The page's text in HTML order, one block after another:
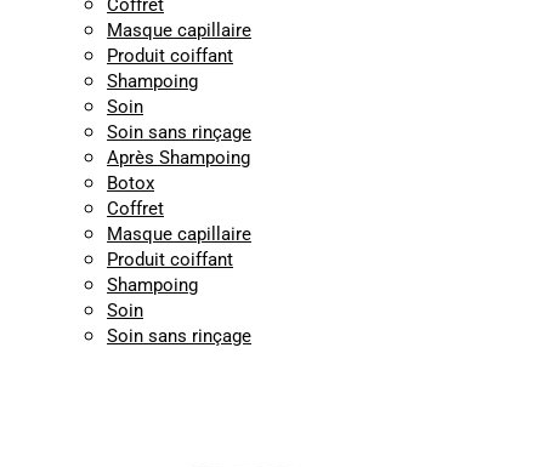
Coffret
Masque capillaire
Produit coiffant
Shampoing
Soin
Soin sans rinçage
Après Shampoing
Botox
Coffret
Masque capillaire
Produit coiffant
Shampoing
Soin
Soin sans rinçage